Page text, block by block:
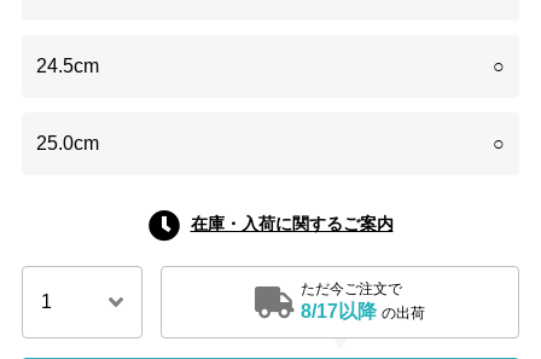
24.5cm ○
25.0cm ○
在庫・入荷に関するご案内
ただ今ご注文で
8/17以降 の出荷